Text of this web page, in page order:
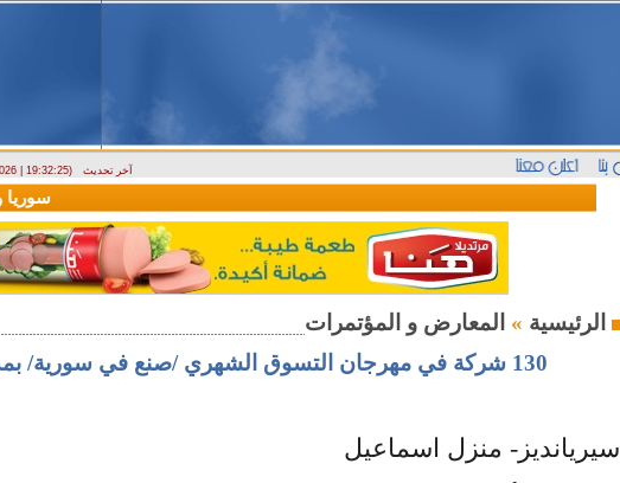
| 19:32:25) آخر تحديث
سوريا
الرئيسية »
130 شركة في مهرجان التسوق الشهري /صنع في سورية/ بمدينة الجلاء
سيريانديز- منزل اسماعيل